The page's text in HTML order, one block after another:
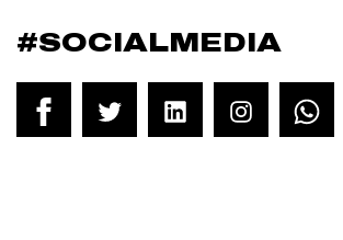
#SOCIALMEDIA
FacebookTwitter LinkedInInstagram